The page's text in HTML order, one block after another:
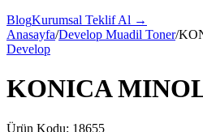
BlogKurumsal Teklif Al →
Anasayfa/Develop Muadil Toner/
Develop
KONICA
Ürün Kodu: 18655